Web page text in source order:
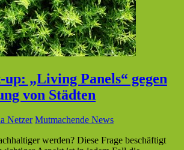
„Living Panels“ gegen
von Städten
Netzer Mutmachende News
werden? Diese Frage beschäftigt